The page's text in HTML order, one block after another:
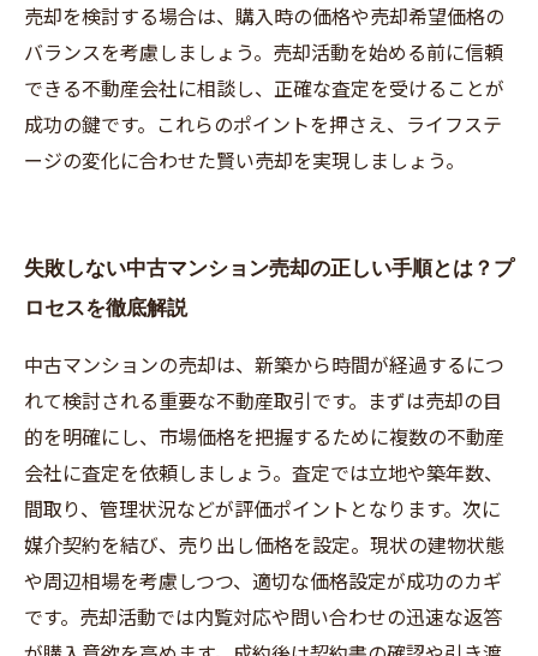
売却を検討する場合は、購入時の価格や売却希望価格の
バランスを考慮しましょう。売却活動を始める前に信頼
できる不動産会社に相談し、正確な査定を受けることが
成功の鍵です。これらのポイントを押さえ、ライフステ
ージの変化に合わせた賢い売却を実現しましょう。
失敗しない中古マンション売却の正しい手順とは？プ
ロセスを徹底解説
中古マンションの売却は、新築から時間が経過するにつ
れて検討される重要な不動産取引です。まずは売却の目
的を明確にし、市場価格を把握するために複数の不動産
会社に査定を依頼しましょう。査定では立地や築年数、
間取り、管理状況などが評価ポイントとなります。次に
媒介契約を結び、売り出し価格を設定。現状の建物状態
や周辺相場を考慮しつつ、適切な価格設定が成功のカギ
です。売却活動では内覧対応や問い合わせの迅速な返答